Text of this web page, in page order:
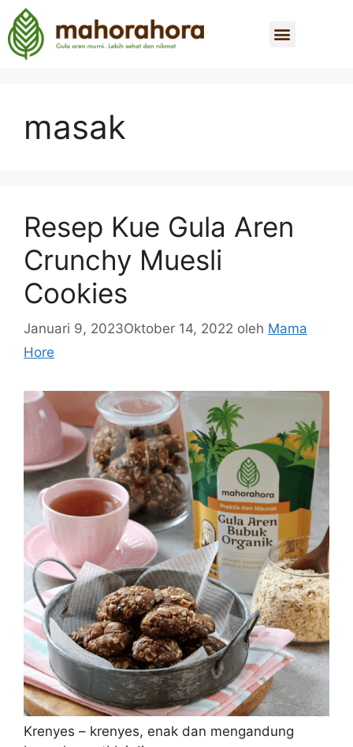
masak
Resep Kue Gula Aren
Crunchy Muesli
Cookies
Januari 9, 2023Oktober 14, 2022 oleh Mama
Hore
Krenyes – krenyes, enak dan mengandung